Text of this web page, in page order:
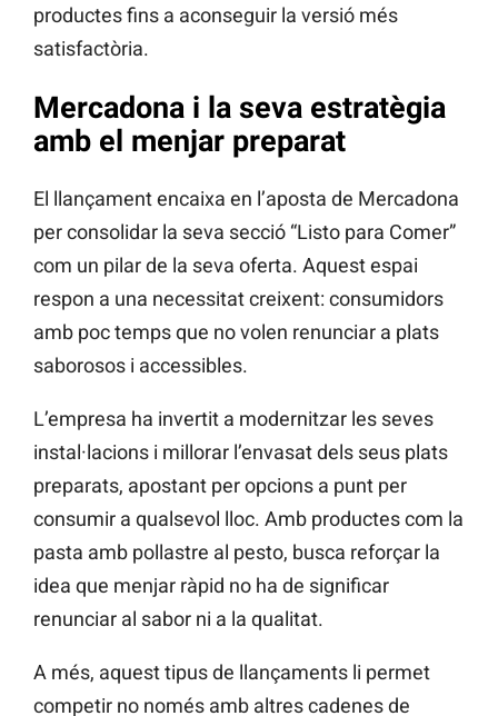
productes fins a aconseguir la versió més
satisfactòria.
Mercadona i la seva estratègia
amb el menjar preparat
El llançament encaixa en l’aposta de Mercadona
per consolidar la seva secció “Listo para Comer”
com un pilar de la seva oferta. Aquest espai
respon a una necessitat creixent: consumidors
amb poc temps que no volen renunciar a plats
saborosos i accessibles.
L’empresa ha invertit a modernitzar les seves
instal·lacions i millorar l’envasat dels seus plats
preparats, apostant per opcions a punt per
consumir a qualsevol lloc. Amb productes com la
pasta amb pollastre al pesto, busca reforçar la
idea que menjar ràpid no ha de significar
renunciar al sabor ni a la qualitat.
A més, aquest tipus de llançaments li permet
competir no només amb altres cadenes de